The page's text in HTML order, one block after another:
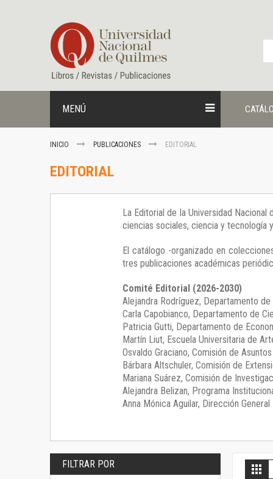
contenido
MENÚ
INICIO PUBLICACIONES EDITORIAL
EDITORIAL
La Editorial de la Universidad
ciencias sociales, ciencia y tecnología
El catálogo -organizado en
tres publicaciones académicas
Comité Editorial (2026-2030)
Alejandra Rodríguez, Departamento de
Carla Capobianco, Departamento de
Patricia Gutti, Departamento de
Martín Liut, Escuela Universitaria de
Osvaldo Graciano, Comisión de
Bárbara Altschuler, Comisión de
Mariana Suárez, Comisión de
Alejandra Belizan, Programa
Anna Mónica Aguilar, Dirección General
FILTRAR POR